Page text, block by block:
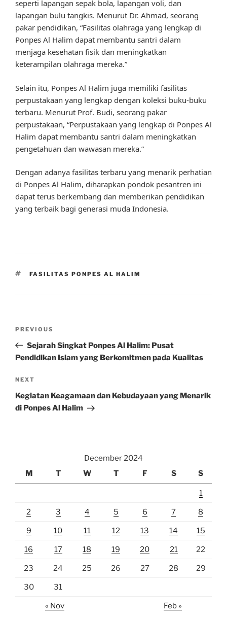
seperti lapangan sepak bola, lapangan voli, dan
lapangan bulu tangkis. Menurut Dr. Ahmad, seorang
pakar pendidikan, “Fasilitas olahraga yang lengkap di
Ponpes Al Halim dapat membantu santri dalam
menjaga kesehatan fisik dan meningkatkan
keterampilan olahraga mereka.”
Selain itu, Ponpes Al Halim juga memiliki fasilitas
perpustakaan yang lengkap dengan koleksi buku-buku
terbaru. Menurut Prof. Budi, seorang pakar
perpustakaan, “Perpustakaan yang lengkap di Ponpes Al
Halim dapat membantu santri dalam meningkatkan
pengetahuan dan wawasan mereka.”
Dengan adanya fasilitas terbaru yang menarik perhatian
di Ponpes Al Halim, diharapkan pondok pesantren ini
dapat terus berkembang dan memberikan pendidikan
yang terbaik bagi generasi muda Indonesia.
TAGS
FASILITAS PONPES AL HALIM
Previous
Post
PREVIOUS
Sejarah Singkat Ponpes Al Halim: Pusat
Pendidikan Islam yang Berkomitmen pada Kualitas
Next
Post
NEXT
Kegiatan Keagamaan dan Kebudayaan yang Menarik
di Ponpes Al Halim
December 2024
M
T W T F S S
1
2 3 4 5 6 7 8
9 10 11 12 13 14 15
16 17 18 19 20 21 22
23 24 25 26 27 28 29
30 31
« Nov Feb »